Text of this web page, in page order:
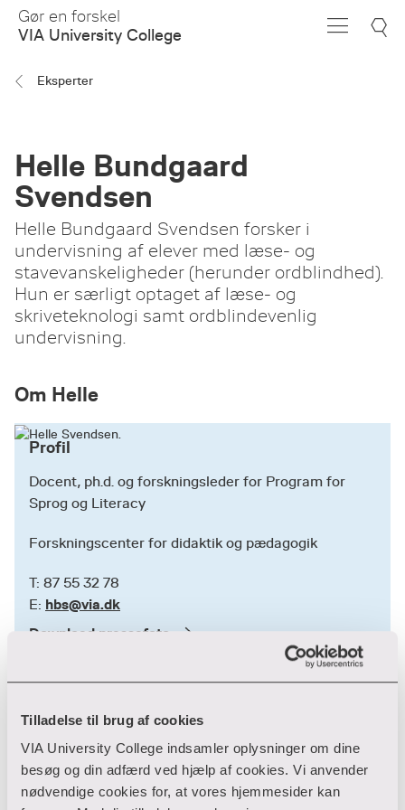
Tilladelse til brug af cookies
VIA University College indsamler oplysninger om dine
besøg og din adfærd ved hjælp af cookies. Vi anvender
nødvendige cookies for, at vores hjemmesider kan
Skip
Main
Gør en forskel
VIA University College
Eksperter
Helle Bundgaard
Svendsen
Helle Bundgaard Svendsen forsker i
undervisning af elever med læse- og
stavevanskeligheder (herunder ordblindhed).
Hun er særligt optaget af læse- og
skriveteknologi samt ordblindevenlig
undervisning.
Om Helle
Profil
Docent, ph.d. og forskningsleder for Program for
Sprog og Literacy
Forskningscenter for didaktik og pædagogik
T: 87 55 32 78
E: hbs@via.dk
Download pressefoto
Særlig viden om
Elever med læse- og stavevanskeligheder,
herunder dysleksi
Læse- og skriveteknologi